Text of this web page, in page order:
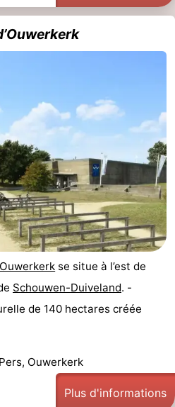
se situe à l’est de
Schouwen-Duiveland. -
de 140 hectares créée
Ouwerkerk
Plus d'informations